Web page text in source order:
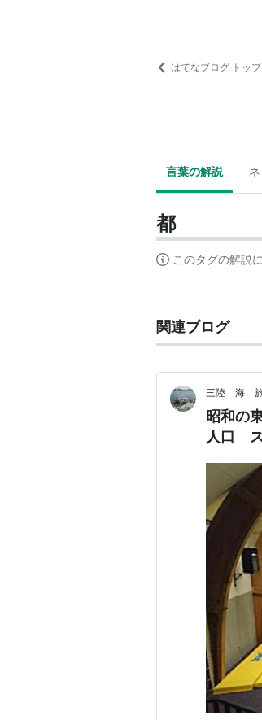
はてなブログ トップ
言葉の解説
都
このタグの解説
関連ブログ
三陸 海 旅
昭和の
人口